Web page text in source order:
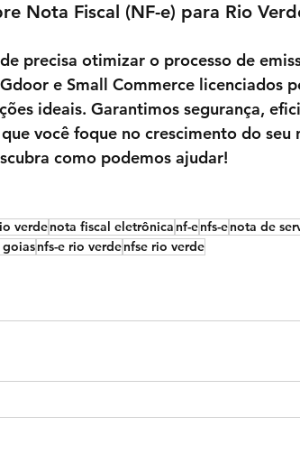
Nota Fiscal (NF-e) para Rio
precisa otimizar o processo de
Gdoor e Small Commerce licenciados
ideais. Garantimos segurança,
você foque no crescimento do seu
como podemos ajudar!
verdenota fiscal eletrônica nf-enfs-enota de
goiasnfs-e rio verdenfse rio verde